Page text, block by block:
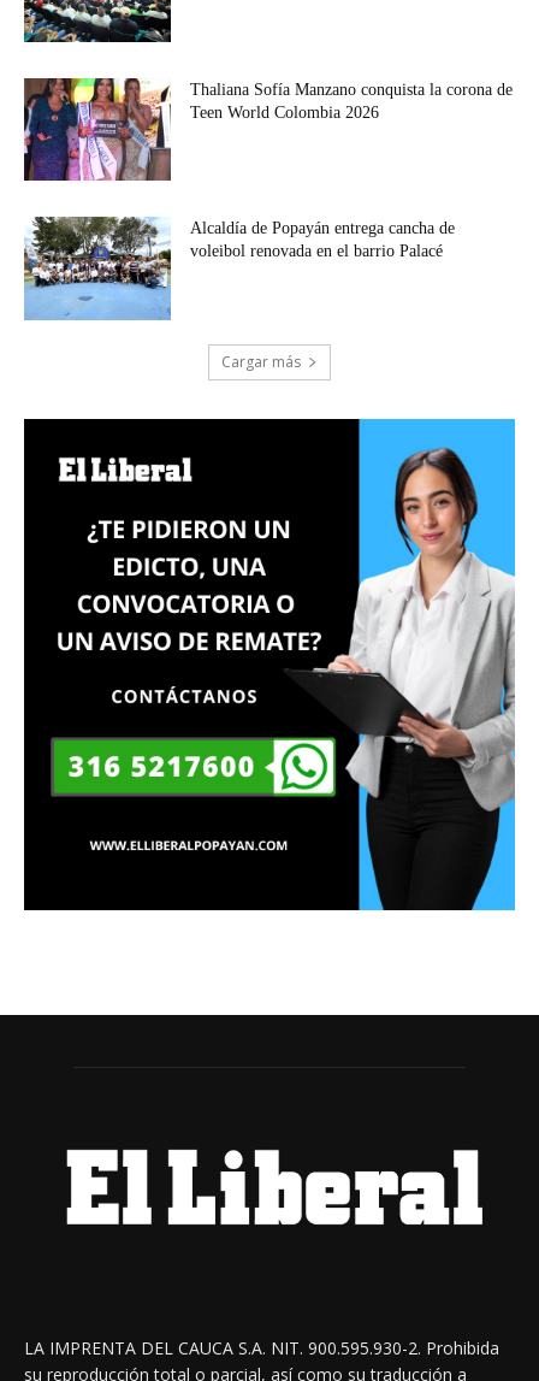
Thaliana Sofía Manzano conquista la corona de
Teen World Colombia 2026
Alcaldía de Popayán entrega cancha de
voleibol renovada en el barrio Palacé
Cargar más
LA IMPRENTA DEL CAUCA S.A. NIT. 900.595.930-2. Prohibida
su reproducción total o parcial, así como su traducción a